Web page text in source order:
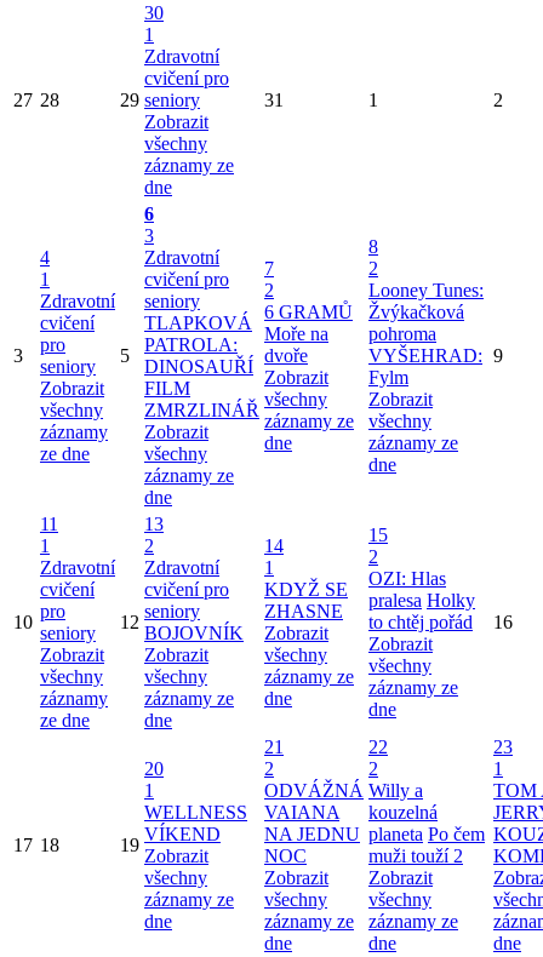
27 28 29
30
1
Zdravotní
cvičení pro
seniory
Zobrazit
všechny
záznamy ze
dne
31 1 2
3
4
1
Zdravotní
cvičení
pro
seniory
Zobrazit
všechny
záznamy
ze dne
5
6
3
Zdravotní
cvičení pro
seniory
TLAPKOVÁ
PATROLA:
DINOSAUŘÍ
FILM
ZMRZLINÁŘ
Zobrazit
všechny
záznamy ze
dne
7
2
6 GRAMŮ
Moře na
dvoře
Zobrazit
všechny
záznamy ze
dne
8
2
Looney Tunes:
Žvýkačková
pohroma
VYŠEHRAD:
Fylm
Zobrazit
všechny
záznamy ze
dne
9
10
11
1
Zdravotní
cvičení
pro
seniory
Zobrazit
všechny
záznamy
ze dne
12
13
2
Zdravotní
cvičení pro
seniory
BOJOVNÍK
Zobrazit
všechny
záznamy ze
dne
14
1
KDYŽ SE
ZHASNE
Zobrazit
všechny
záznamy ze
dne
15
2
OZI: Hlas
pralesa Holky
to chtěj pořád
Zobrazit
všechny
záznamy ze
dne
16
17 18 19
20
1
WELLNESS
VÍKEND
Zobrazit
všechny
záznamy ze
dne
21
2
ODVÁŽNÁ
VAIANA
NA JEDNU
NOC
Zobrazit
všechny
záznamy ze
dne
22
2
Willy a
kouzelná
planeta Po čem
muži touží 2
Zobrazit
všechny
záznamy ze
dne
23
1
TOM
dne